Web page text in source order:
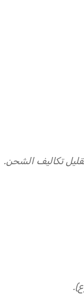
تكاليف الشحن.